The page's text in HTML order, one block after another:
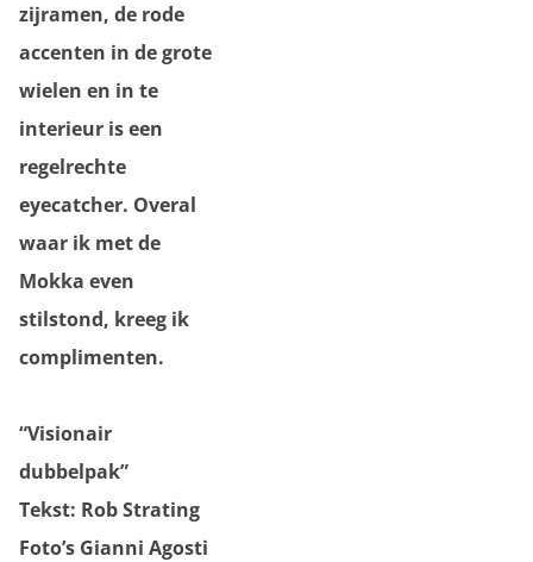
zijramen, de rode
accenten in de grote
wielen en in te
interieur is een
regelrechte
eyecatcher. Overal
waar ik met de
Mokka even
stilstond, kreeg ik
complimenten.
“Visionair
dubbelpak”
Tekst: Rob Strating
Foto’s Gianni Agosti